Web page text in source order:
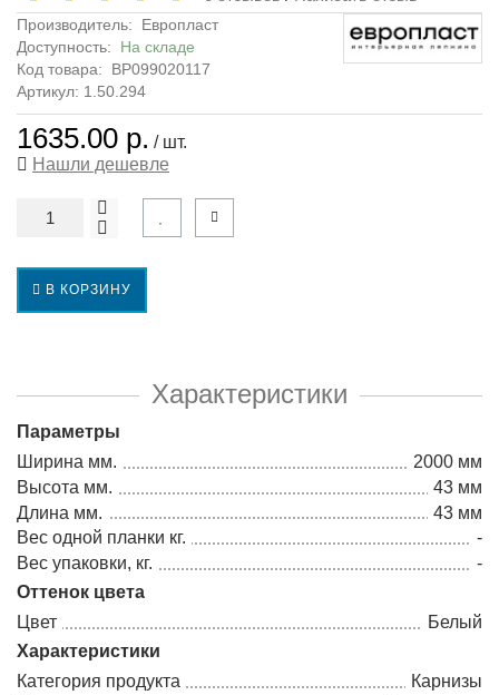
Производитель:
Европласт
Доступность: На складе
Код товара:
ВР099020117
Артикул: 1.50.294
1635.00 р. / шт.
Нашли дешевле
В КОРЗИНУ
Характеристики
Параметры
Ширина мм.
2000 мм
Высота мм.
43 мм
Длина мм.
43 мм
Вес одной планки кг.
-
Вес упаковки, кг.
-
Оттенок цвета
Цвет
Белый
Характеристики
Категория продукта
Карнизы